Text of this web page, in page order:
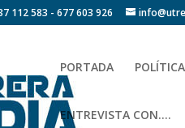
112 583 - 677 603 926
PORTADA POLÍTICA
ENTREVISTA CON….